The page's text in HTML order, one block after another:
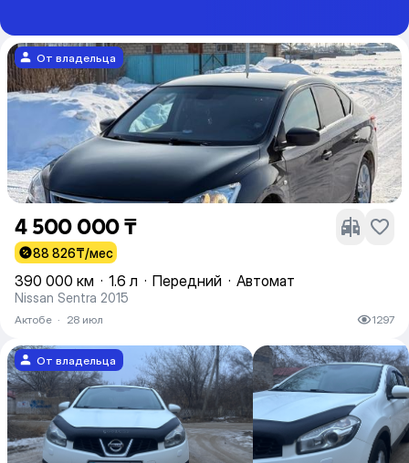
От владельца
4 500 000 ₸
88 826₸/мес
390 000 км · 1.6 л · Передний · Автомат
Nissan Sentra 2015
Актобе · 28 июл 1297
От владельца